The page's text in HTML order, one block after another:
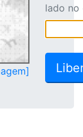
lado no